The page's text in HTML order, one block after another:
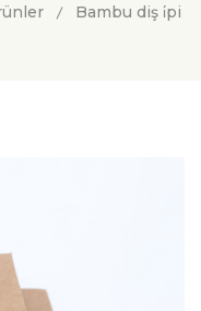
Bambu diş i̇pi